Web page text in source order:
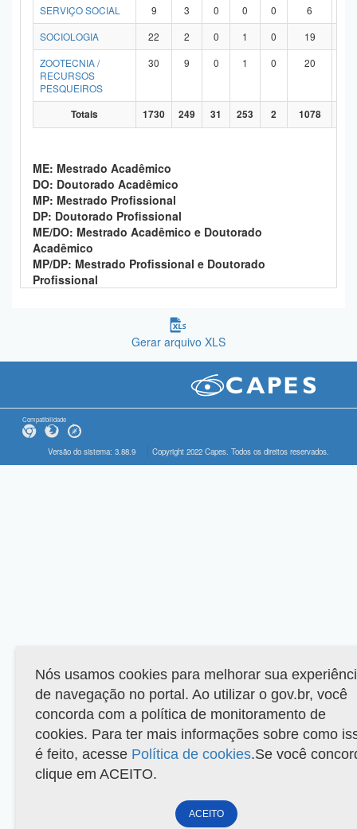
SERVIÇO SOCIAL
9 3 0 0 0 6
SOCIOLOGIA
22 2 0 1 0 19
ZOOTECNIA /
RECURSOS
PESQUEIROS
30 9 0 1 0 20
Totais 1730 249 31 253 2 1078
ME: Mestrado Acadêmico
DO: Doutorado Acadêmico
MP: Mestrado Profissional
DP: Doutorado Profissional
ME/DO: Mestrado Acadêmico e Doutorado
Acadêmico
MP/DP: Mestrado Profissional e Doutorado
Profissional
Gerar arquivo XLS
Compatibilidade
Versão do sistema: 3.88.9 Copyright 2022 Capes. Todos os direitos reservados.
Nós usamos cookies para melhorar sua
de navegação no portal. Ao utilizar o gov.br, você
concorda com a política de monitoramento de
cookies. Para ter mais informações sobre como
é feito, acesse Política de cookies.Se você
clique em ACEITO.
ACEITO